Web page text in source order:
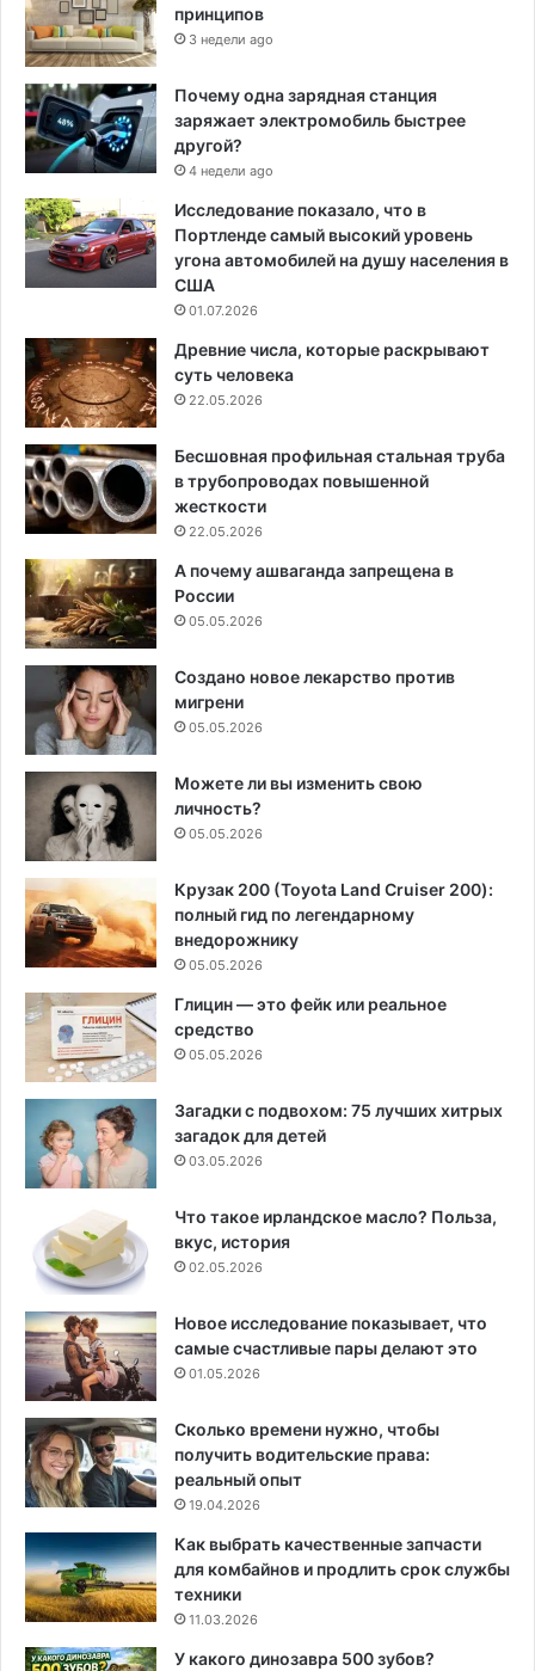
принципов
3 недели ago
Почему одна зарядная станция
заряжает электромобиль быстрее
другой?
4 недели ago
Исследование показало, что в
Портленде самый высокий уровень
угона автомобилей на душу населения в
США
01.07.2026
Древние числа, которые раскрывают
суть человека
22.05.2026
Бесшовная профильная стальная труба
в трубопроводах повышенной
жесткости
22.05.2026
А почему ашваганда запрещена в
России
05.05.2026
Создано новое лекарство против
мигрени
05.05.2026
Можете ли вы изменить свою
личность?
05.05.2026
Крузак 200 (Toyota Land Cruiser 200):
полный гид по легендарному
внедорожнику
05.05.2026
Глицин — это фейк или реальное
средство
05.05.2026
Загадки с подвохом: 75 лучших хитрых
загадок для детей
03.05.2026
Что такое ирландское масло? Польза,
вкус, история
02.05.2026
Новое исследование показывает, что
самые счастливые пары делают это
01.05.2026
Сколько времени нужно, чтобы
получить водительские права:
реальный опыт
19.04.2026
Как выбрать качественные запчасти
для комбайнов и продлить срок службы
техники
11.03.2026
У какого динозавра 500 зубов?